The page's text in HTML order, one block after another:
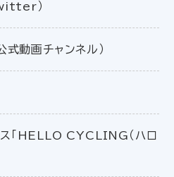
）
動画チャンネル）
ス「HELLO CYCLING（ハロ